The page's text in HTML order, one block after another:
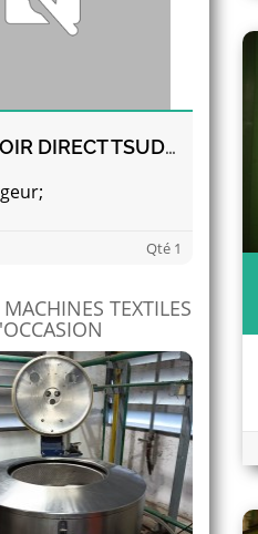
OURDISSOIR DIRECT TSUDAKOMA
Qté 1
TEXTILES